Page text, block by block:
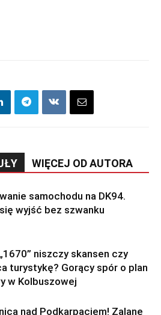
WIĘCEJ OD AUTORA
samochodu na DK94.
się wyjść bez szwanku
niszczy skansen czy
turystykę? Gorący spór o plan
w Kolbuszowej
nad Podkarpaciem! Zalane